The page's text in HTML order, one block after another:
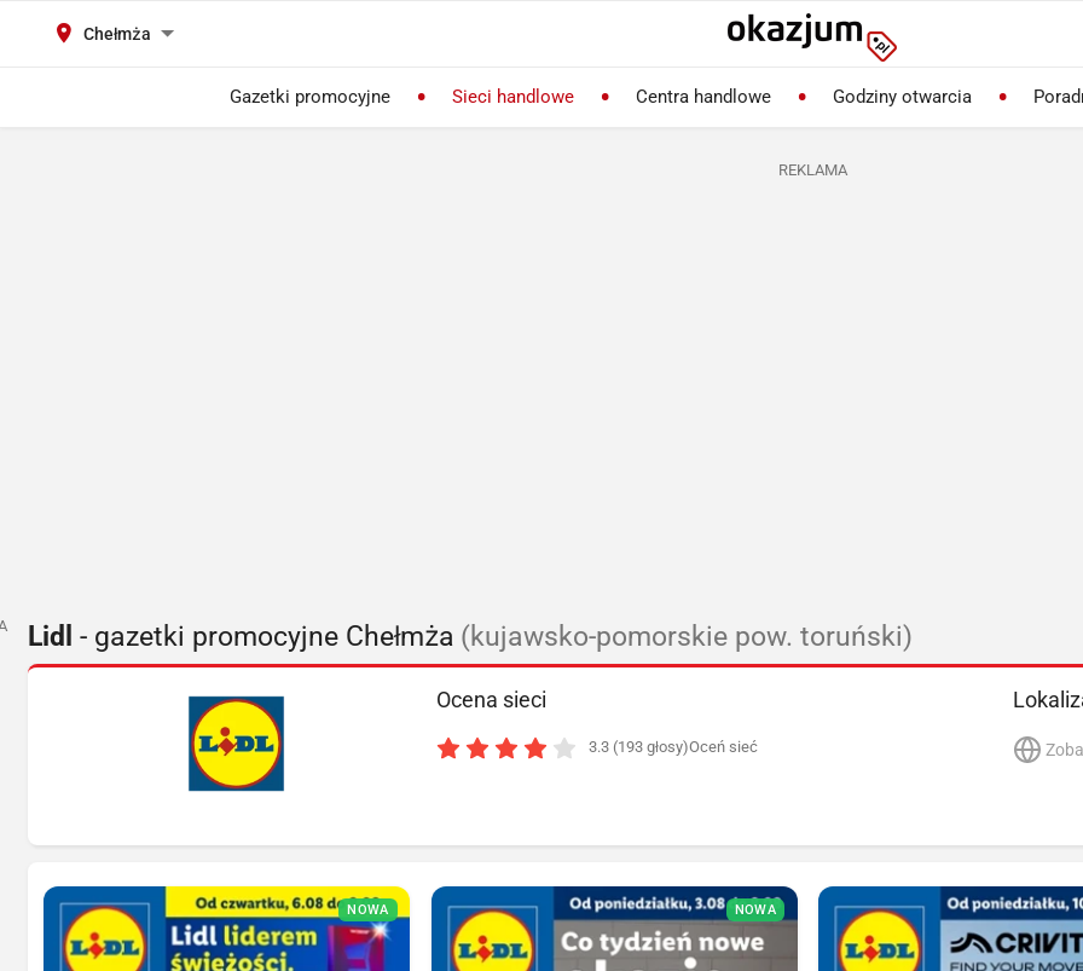
Chełmża
Gazetki promocyjne Sieci handlowe Centra handlowe Godziny otwarcia
REKLAMA
Lidl - gazetki promocyjne Chełmża (kujawsko-pomorskie pow. toruński)
Ocena sieci
3.3 (193 głosy)Oceń sieć
NOWA NOWA